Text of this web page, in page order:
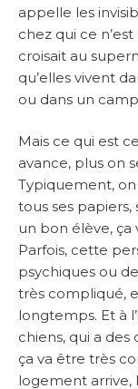
appelle les
chez qui ce
croisait au
qu’elles vivent
ou dans un
Mais ce qui est
avance, plus on
Typiquement, on
tous ses papiers,
un bon élève, ça
Parfois, cette
psychiques ou
très compliqué,
longtemps. Et à
chiens, qui a
ça va être très
logement arrive,